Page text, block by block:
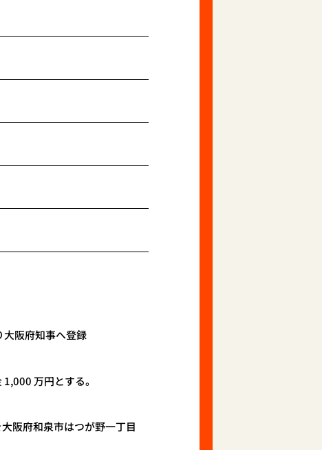
大阪府知事へ登録
万円とする。
阪府和泉市はつが野一丁目